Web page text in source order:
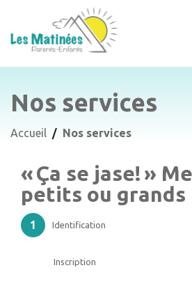
Nos services
Accueil Nos services
« Ça se jase! »
petits ou grands
Identification
Inscription